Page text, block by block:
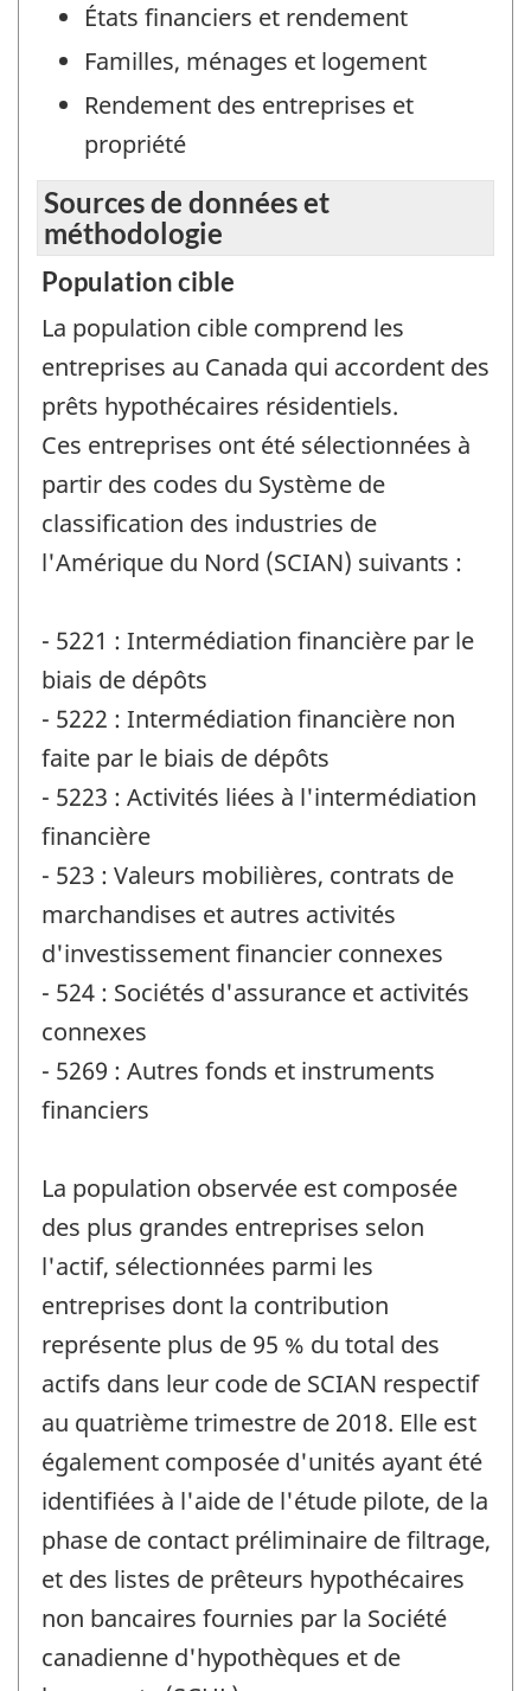
États financiers et rendement
Familles, ménages et logement
Rendement des entreprises et
propriété
Sources de données et
méthodologie
Population cible
La population cible comprend les
entreprises au Canada qui accordent des
prêts hypothécaires résidentiels.
Ces entreprises ont été sélectionnées à
partir des codes du Système de
classification des industries de
l'Amérique du Nord (SCIAN) suivants :
- 5221 : Intermédiation financière par le
biais de dépôts
- 5222 : Intermédiation financière non
faite par le biais de dépôts
- 5223 : Activités liées à l'intermédiation
financière
- 523 : Valeurs mobilières, contrats de
marchandises et autres activités
d'investissement financier connexes
- 524 : Sociétés d'assurance et activités
connexes
- 5269 : Autres fonds et instruments
financiers
La population observée est composée
des plus grandes entreprises selon
l'actif, sélectionnées parmi les
entreprises dont la contribution
représente plus de 95 % du total des
actifs dans leur code de SCIAN respectif
au quatrième trimestre de 2018. Elle est
également composée d'unités ayant été
identifiées à l'aide de l'étude pilote, de la
phase de contact préliminaire de filtrage,
et des listes de prêteurs hypothécaires
non bancaires fournies par la Société
canadienne d'hypothèques et de